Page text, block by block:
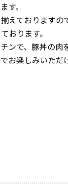
す。
ておりますの
おります。
ンで、豚丼の
お楽しみいただ